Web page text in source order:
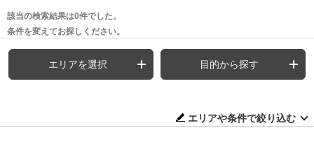
該当の検索結果は0件でした。
条件を変えてお探しください。
エリアを選択 目的から探す
エリアや条件で絞り込む